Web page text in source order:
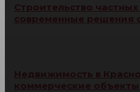
Строительство
современные решения
Недвижимость в
коммерческие объекты